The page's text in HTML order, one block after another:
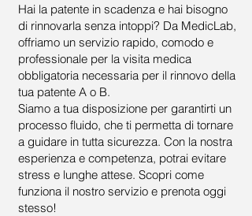
Hai la patente in scadenza e hai bisogno
di rinnovarla senza intoppi? Da MedicLab,
offriamo un servizio rapido, comodo e
professionale per la visita medica
obbligatoria necessaria per il rinnovo della
tua patente A o B.
Siamo a tua disposizione per garantirti un
processo fluido, che ti permetta di tornare
a guidare in tutta sicurezza. Con la nostra
esperienza e competenza, potrai evitare
stress e lunghe attese. Scopri come
funziona il nostro servizio e prenota oggi
stesso!